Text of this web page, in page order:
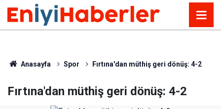
Anasayfa Spor Fırtına'dan müthiş geri dönüş: 4-2
Fırtına'dan müthiş geri dönüş: 4-2